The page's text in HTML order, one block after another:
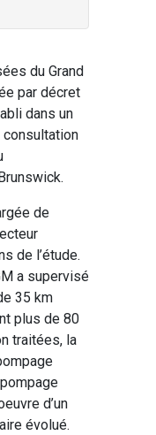
du Grand
par décret
dans un
consultation
de
de l’étude.
a supervisé
35 km
plus de 80
traitées, la
d’un
évolué.